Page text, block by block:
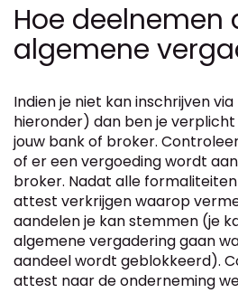
Hoe deelnemen
algemene
Indien je niet kan inschrijven via
hieronder) dan ben je
jouw bank of broker.
of er een vergoeding wordt
broker. Nadat alle formaliteiten
attest verkrijgen waarop
aandelen je kan stemmen (je
algemene vergadering gaan
aandeel wordt geblokkeerd).
attest naar de onderneming